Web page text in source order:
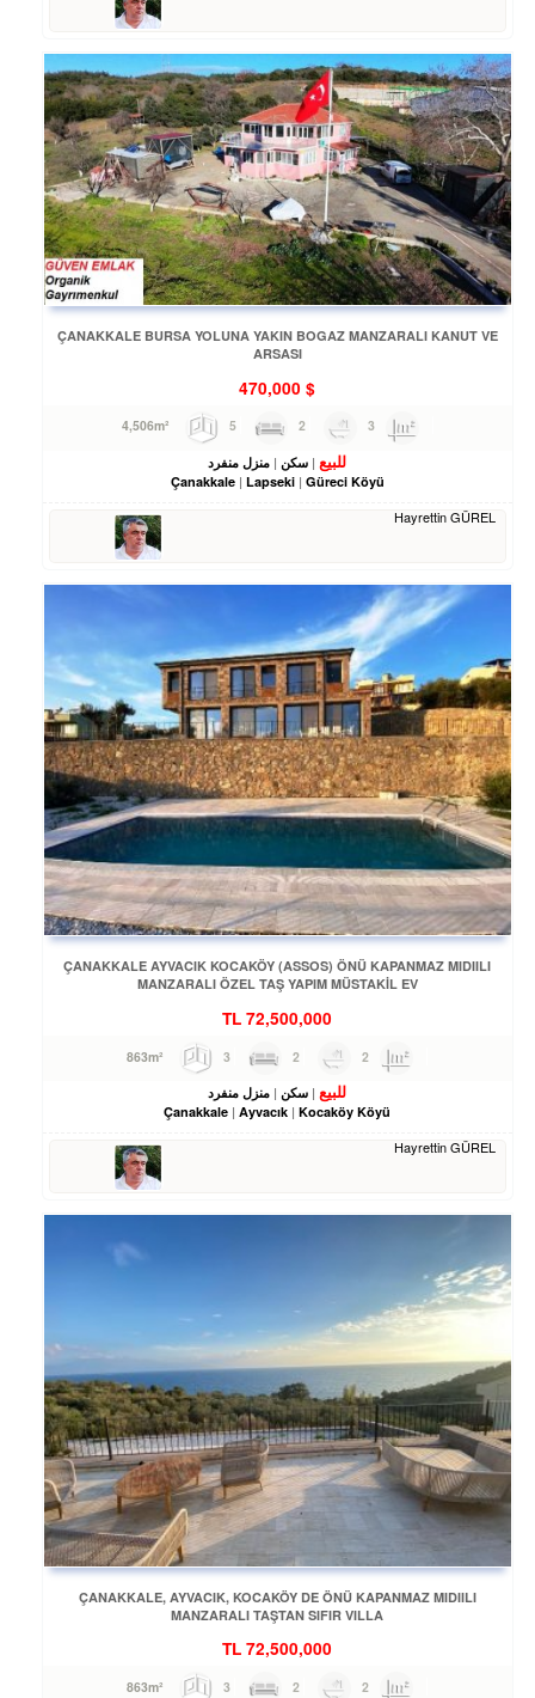
ÇANAKKALE BURSA YOLUNA YAKIN BOGAZ MANZARALI KANUT VE
ARSASI
$
470,000
4,506m²
5 2 3
للبيع سكن
منزل منفرد
Çanakkale
Lapseki Güreci Köyü
Hayrettin GÜREL
ÇANAKKALE AYVACIK KOCAKÖY (ASSOS) ÖNÜ KAPANMAZ MIDIILI
MANZARALI ÖZEL TAŞ YAPIM MÜSTAKİL EV
TL 72,500,000
3 2 2
للبيع سكن
منزل منفرد
Çanakkale
Ayvacık Kocaköy Köyü
Hayrettin GÜREL
ÇANAKKALE, AYVACIK, KOCAKÖY DE ÖNÜ KAPANMAZ MIDIILI
MANZARALI TAŞTAN SIFIR VILLA
TL 72,500,000
3 2 2